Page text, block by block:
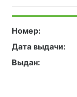
Номер:
Дата выдачи:
Выдан: